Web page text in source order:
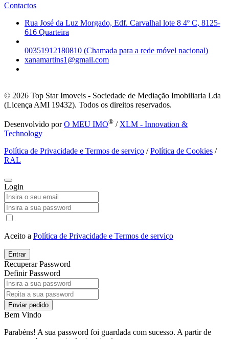
Contactos
Rua José da Luz Morgado, Edf. Carvalhal lote 8 4º C, 8125-
616 Quarteira
00351912180810 (Chamada para a rede móvel nacional)
xanamartins1@gmail.com
© 2026 Top Star Imoveis - Sociedade de Mediação Imobiliaria Lda
(Licença AMI 19432). Todos os direitos reservados.
Desenvolvido porO MEU IMO® / XLM - Innovation &
Technology
Política de Privacidade e Termos de serviço /Política de Cookies /
RAL
Login
Aceito a Política de Privacidade e Termos de serviço
Entrar
Recuperar Password
Definir Password
Enviar pedido
Bem Vindo
Parabéns! A sua password foi guardada com sucesso. A partir de